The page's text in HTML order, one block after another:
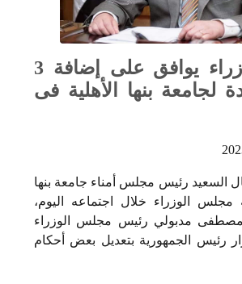
مجلس الوزراء يوافق على إضافة 3
لجامعة بنها الأهلية فى
السعيد رئيس مجلس أمناء جامعة بنها
مجلس الوزراء خلال اجتماعه اليوم،
مصطفى مدبولي رئيس مجلس الوزراء
رئيس الجمهورية بتعديل بعض أحكام